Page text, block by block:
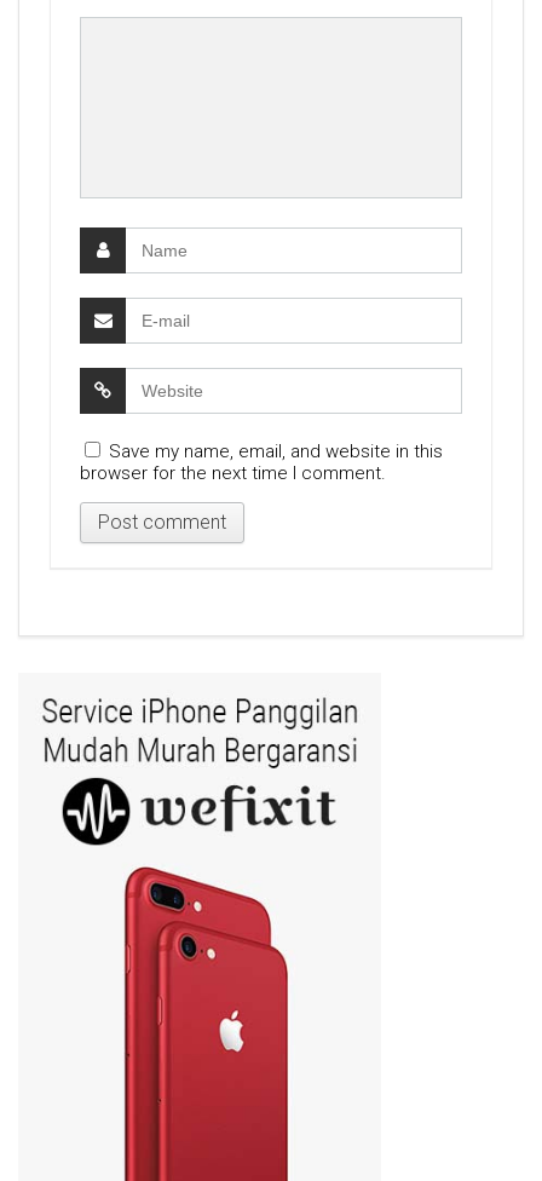
Save my name, email, and website in this
browser for the next time I comment.